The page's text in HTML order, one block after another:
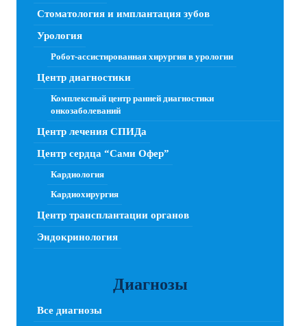
Стоматология и имплантация зубов
Урология
Робот-ассистированная хирургия в урологии
Центр диагностики
Комплексный центр ранней диагностики
онкозаболеваний
Центр лечения СПИДа
Центр сердца “Сами Офер”
Кардиология
Кардиохирургия
Центр трансплантации органов
Эндокринология
Диагнозы
Все диагнозы